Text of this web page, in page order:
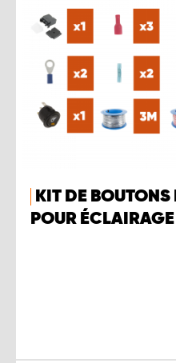
KIT DE BOUTONS
POUR